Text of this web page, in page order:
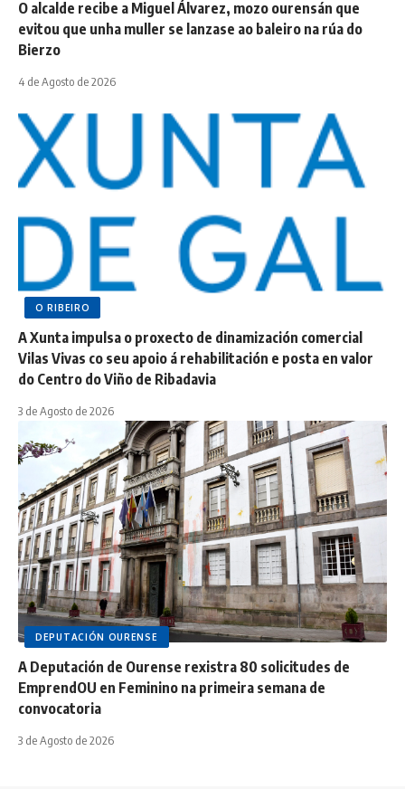
O alcalde recibe a Miguel Álvarez, mozo ourensán que
evitou que unha muller se lanzase ao baleiro na rúa do
Bierzo
4 de Agosto de 2026
O RIBEIRO
A Xunta impulsa o proxecto de dinamización comercial
Vilas Vivas co seu apoio á rehabilitación e posta en valor
do Centro do Viño de Ribadavia
3 de Agosto de 2026
DEPUTACIÓN OURENSE
A Deputación de Ourense rexistra 80 solicitudes de
EmprendOU en Feminino na primeira semana de
convocatoria
3 de Agosto de 2026